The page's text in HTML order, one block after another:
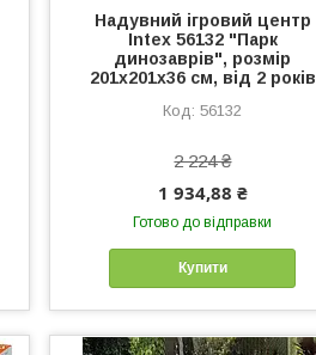
Надувний ігровий центр
Intex 56132 "Парк
динозаврів", розмір
201x201x36 см, від 2 років
56132
2 224 ₴
1 934,88 ₴
Готово до відправки
Купити